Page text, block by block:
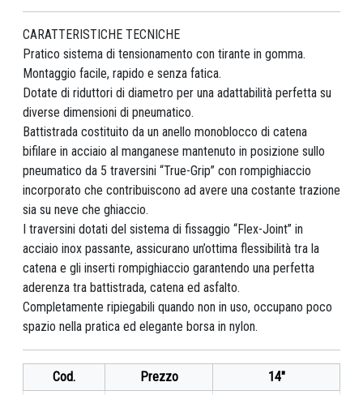
CARATTERISTICHE TECNICHE
Pratico sistema di tensionamento con tirante in gomma.
Montaggio facile, rapido e senza fatica.
Dotate di riduttori di diametro per una adattabilità perfetta su
diverse dimensioni di pneumatico.
Battistrada costituito da un anello monoblocco di catena
bifilare in acciaio al manganese mantenuto in posizione sullo
pneumatico da 5 traversini “True-Grip” con rompighiaccio
incorporato che contribuiscono ad avere una costante trazione
sia su neve che ghiaccio.
I traversini dotati del sistema di fissaggio “Flex-Joint” in
acciaio inox passante, assicurano un’ottima flessibilità tra la
catena e gli inserti rompighiaccio garantendo una perfetta
aderenza tra battistrada, catena ed asfalto.
Completamente ripiegabili quando non in uso, occupano poco
spazio nella pratica ed elegante borsa in nylon.
Cod. Prezzo
14"